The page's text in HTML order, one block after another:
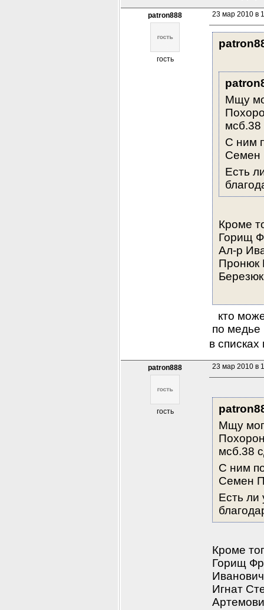
patron888
гость
23 мар 2010 в
Мщу
мсб.38
С ним
Семен
Есть
Кроме
Горищ
Ал-р
Пронюк
кто
по
в
patron888
гость
23 мар 2010 в
Мщу
мсб.38
С ним
Семен
Есть ли
Кроме
Горищ
Игнат